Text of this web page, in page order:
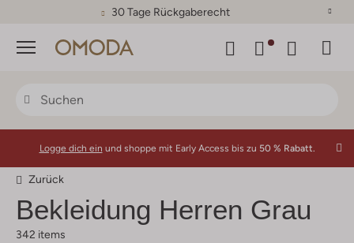
30 Tage Rückgaberecht
Menü
Logge dich ein und shoppe mit Early Access bis zu 50 % Rabatt.
Zurück
Bekleidung Herren Grau
342 items